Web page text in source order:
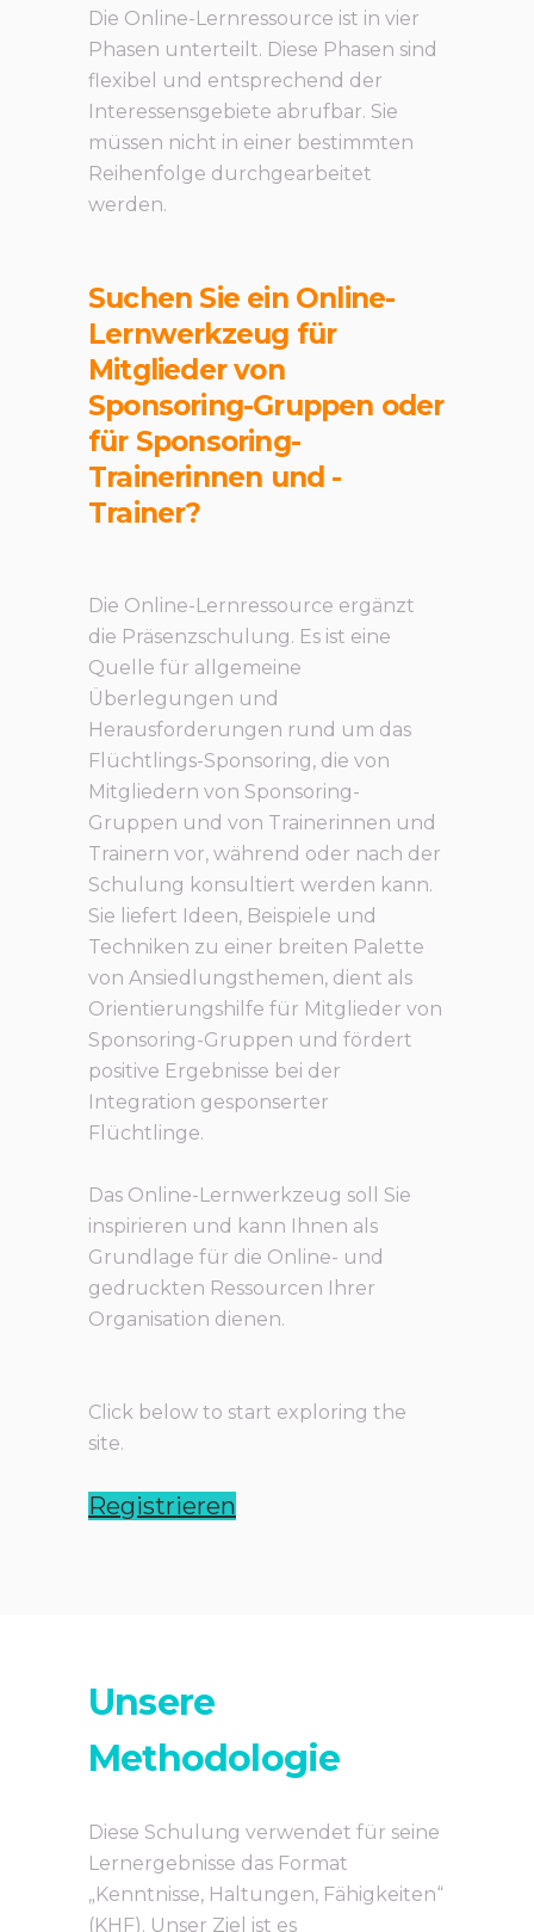
Die Online-Lernressource ist in vier
Phasen unterteilt. Diese Phasen sind
flexibel und entsprechend der
Interessensgebiete abrufbar. Sie
müssen nicht in einer bestimmten
Reihenfolge durchgearbeitet
werden.
Suchen Sie ein Online-
Lernwerkzeug für
Mitglieder von
Sponsoring-Gruppen oder
für Sponsoring-
Trainerinnen und -
Trainer?
Die Online-Lernressource ergänzt
die Präsenzschulung. Es ist eine
Quelle für allgemeine
Überlegungen und
Herausforderungen rund um das
Flüchtlings-Sponsoring, die von
Mitgliedern von Sponsoring-
Gruppen und von Trainerinnen und
Trainern vor, während oder nach der
Schulung konsultiert werden kann.
Sie liefert Ideen, Beispiele und
Techniken zu einer breiten Palette
von Ansiedlungsthemen, dient als
Orientierungshilfe für Mitglieder von
Sponsoring-Gruppen und fördert
positive Ergebnisse bei der
Integration gesponserter
Flüchtlinge.
Das Online-Lernwerkzeug soll Sie
inspirieren und kann Ihnen als
Grundlage für die Online- und
gedruckten Ressourcen Ihrer
Organisation dienen.
Click below to start exploring the
site.
Registrieren
Unsere
Methodologie
Diese Schulung verwendet für seine
Lernergebnisse das Format
„Kenntnisse, Haltungen, Fähigkeiten“
(KHF). Unser Ziel ist es